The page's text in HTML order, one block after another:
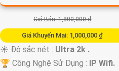
Giá Bán: 1,800,000 ₫
Giá Khuyến Mại: 1,000,000 ₫
☀️ Độ sắc nét : Ultra 2k .
🏆 Công Nghệ Sử Dụng : IP Wifi.